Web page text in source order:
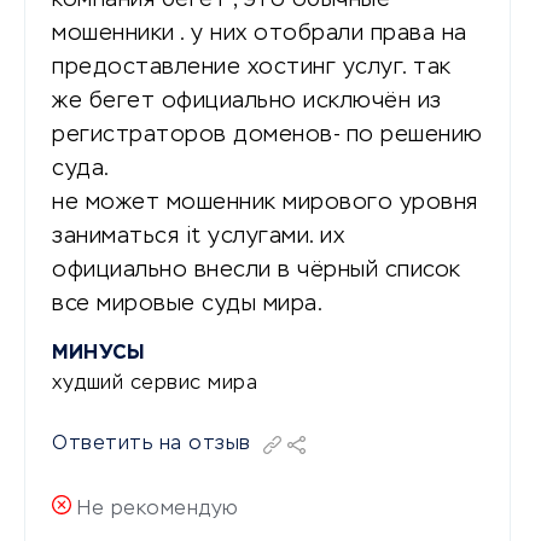
мошенники . у них отобрали права на
предоставление хостинг услуг. так
же бегет официально исключён из
регистраторов доменов- по решению
суда.
не может мошенник мирового уровня
заниматься it услугами. их
официально внесли в чёрный список
все мировые суды мира.
МИНУСЫ
худший сервис мира
Ответить на отзыв
Не рекомендую